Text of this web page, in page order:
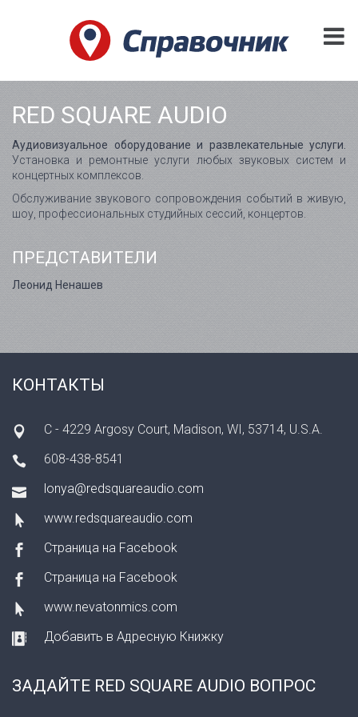
RED SQUARE AUDIO
Аудиовизуальное оборудование и развлекательные услуги.
Установка и ремонтные услуги любых звуковых систем и
концертных комплексов.
Обслуживание звукового сопровождения событий в живую,
шоу, профессиональных студийных сессий, концертов.
ПРЕДСТАВИТЕЛИ
Леонид Ненашев
КОНТАКТЫ
C - 4229 Argosy Court, Madison, WI, 53714, U.S.A.
608-438-8541
lonya@redsquareaudio.com
www.redsquareaudio.com
Страница на Facebook
Страница на Facebook
www.nevatonmics.com
Добавить в Адресную Книжку
ЗАДАЙТЕ RED SQUARE AUDIO ВОПРОС